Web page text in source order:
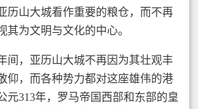
历山大城看作重要的粮仓，而不再
其为文明与文化的中心。
间，亚历山大城不再因为其壮观丰
仰，而各种势力都对这座雄伟的港
元313年，罗马帝国西部和东部的皇